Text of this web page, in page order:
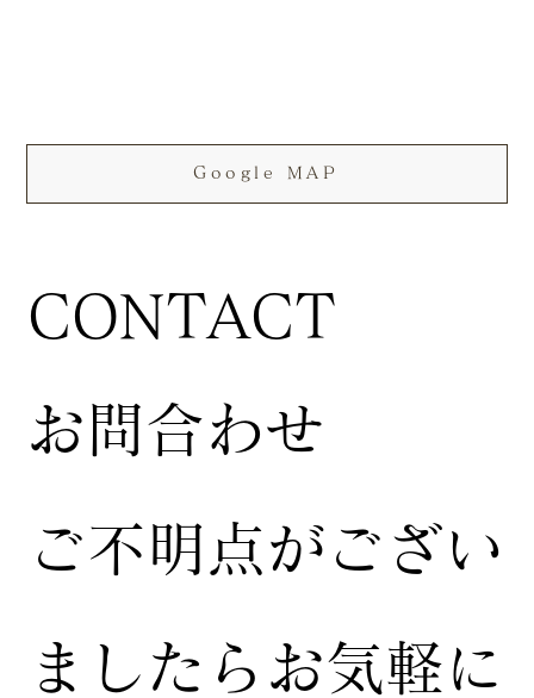
お問合わせ
ご不明点がござい
ましたらお気軽に
Google MAP
CONTACT